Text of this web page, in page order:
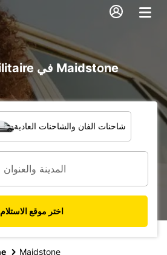
تأجير voiture و utilitaire في Maidstone
شاحنات الفان والشاحنات العادية
اختر موقع الاستلام
Maidstone